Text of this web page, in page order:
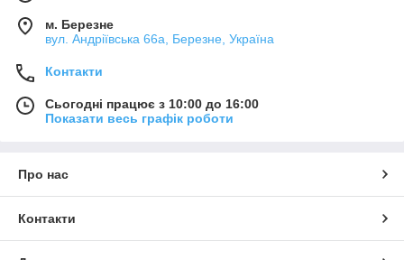
м. Березне
вул. Андріївська 66а, Березне, Україна
Контакти
Сьогодні працює з 10:00 до 16:00
Показати весь графік роботи
Про нас
Контакти